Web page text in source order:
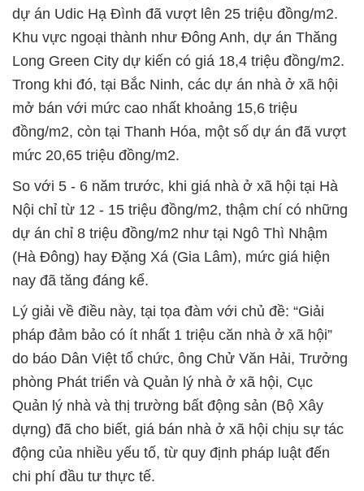
dự án Udic Hạ Đình đã vượt lên 25 triệu đồng/m2.
Khu vực ngoại thành như Đông Anh, dự án Thăng
Long Green City dự kiến có giá 18,4 triệu đồng/m2.
Trong khi đó, tại Bắc Ninh, các dự án nhà ở xã hội
mở bán với mức cao nhất khoảng 15,6 triệu
đồng/m2, còn tại Thanh Hóa, một số dự án đã vượt
mức 20,65 triệu đồng/m2.
So với 5 - 6 năm trước, khi giá nhà ở xã hội tại Hà
Nội chỉ từ 12 - 15 triệu đồng/m2, thậm chí có những
dự án chỉ 8 triệu đồng/m2 như tại Ngô Thì Nhậm
(Hà Đông) hay Đặng Xá (Gia Lâm), mức giá hiện
nay đã tăng đáng kể.
Lý giải về điều này, tại tọa đàm với chủ đề: “Giải
pháp đảm bảo có ít nhất 1 triệu căn nhà ở xã hội”
do báo Dân Việt tổ chức, ông Chử Văn Hải, Trưởng
phòng Phát triển và Quản lý nhà ở xã hội, Cục
Quản lý nhà và thị trường bất động sản (Bộ Xây
dựng) đã cho biết, giá bán nhà ở xã hội chịu sự tác
động của nhiều yếu tố, từ quy định pháp luật đến
chi phí đầu tư thực tế.